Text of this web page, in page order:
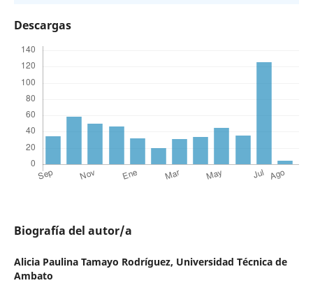
Descargas
Biografía del autor/a
Alicia Paulina Tamayo Rodríguez, Universidad Técnica de
Ambato